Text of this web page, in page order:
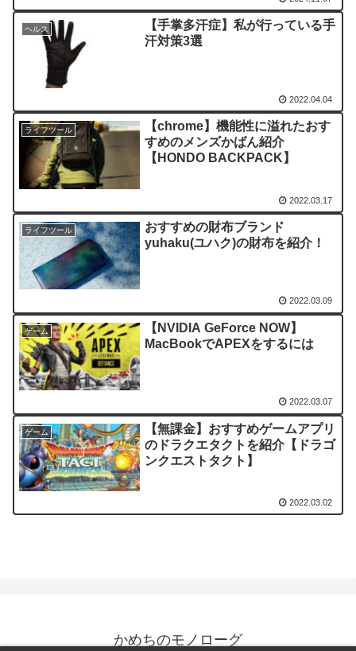
ヘルス
【手掌多汗症】私が行っている手
汗対策3選
2022.04.04
ライフツール
【chrome】機能性に溢れたおす
すめのメンズかばん紹介
【 HONDO BACKPACK 】
2022.03.17
ライフツール
おすすめの財布ブランド
yuhaku(ユハク)の財布を紹介！
2022.03.09
ゲーム
【NVIDIA GeForce NOW】
MacBookでAPEXをするには
2022.03.07
ゲーム
【無課金】おすすめゲームアプリ
のドラクエタクトを紹介【ドラゴ
ンクエストタクト】
2022.03.02
かめちのモノローグ